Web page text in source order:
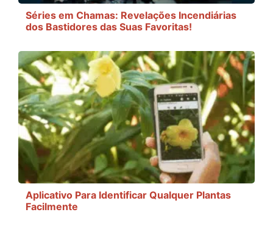
Séries em Chamas: Revelações Incendiárias
dos Bastidores das Suas Favoritas!
Aplicativo Para Identificar Qualquer Plantas
Facilmente